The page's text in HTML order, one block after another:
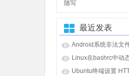
随写
最近发表
Android系统非法文
Linux在bashrc中动
Ubuntu终端设置